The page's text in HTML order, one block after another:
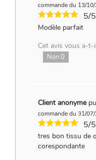
commande du 13/
5/5
Modèle parfait
Cet avis vous a-t-
Non0
Client anonyme
commande du 31/
5/5
tres bon tissu de
corespondante